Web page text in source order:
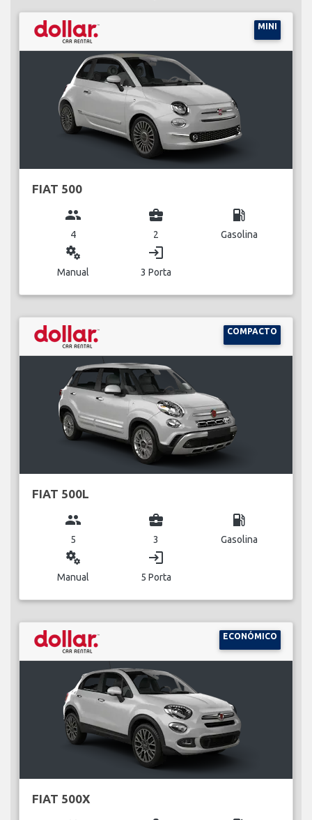
MINI
FIAT 500
group
4
business_center
2
local_gas_station
Gasolina
miscellaneous_services
Manual
login
3 Porta
COMPACTO
FIAT 500L
group
5
business_center
3
local_gas_station
Gasolina
miscellaneous_services
Manual
login
5 Porta
ECONÓMICO
FIAT 500X